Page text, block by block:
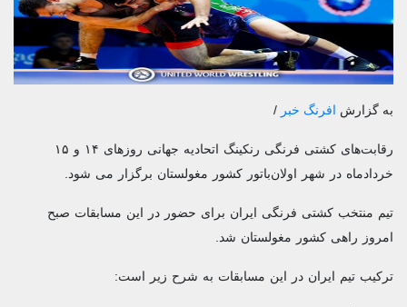
به گزارش افرنگ خبر /
رقابت‌های کشتی فرنگی رنکینگ اتحادیه جهانی روزهای ۱۴ و ۱۵
خردادماه در شهر اولان‌باتور کشور مغولستان برگزار می شود.
تیم منتخب کشتی فرنگی ایران برای حضور در این مسابقات صبح
امروز راهی کشور مغولستان شد.
ترکیب تیم ایران در این مسابقات به شرح زیر است: